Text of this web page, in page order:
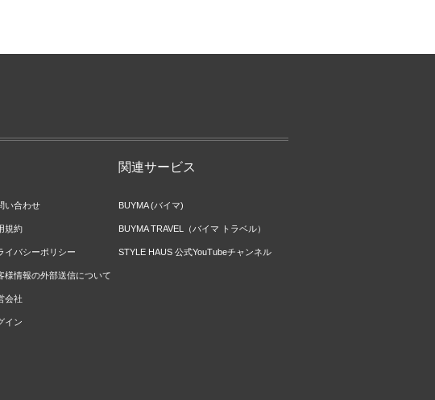
い合わせ
規約
イバシーポリシー
様情報の外部送信について
会社
イン
関連サービス
BUYMA (バイマ)
BUYMA TRAVEL（バイマ トラベル）
STYLE HAUS 公式YouTubeチャンネル